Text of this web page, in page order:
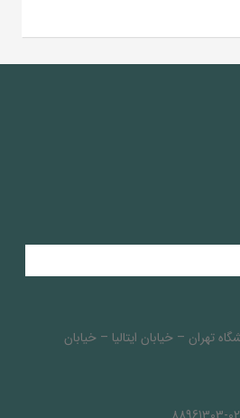
تهران – خيابان ايتاليا – خيابان